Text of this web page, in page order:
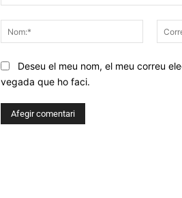
Nom:*
Deseu el meu nom, el meu correu
vegada que ho faci.